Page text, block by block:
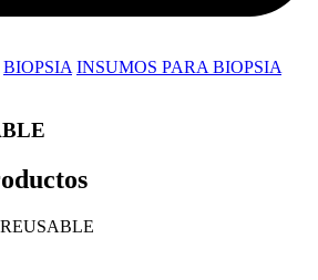
BIOPSIA INSUMOS PARA BIOPSIA